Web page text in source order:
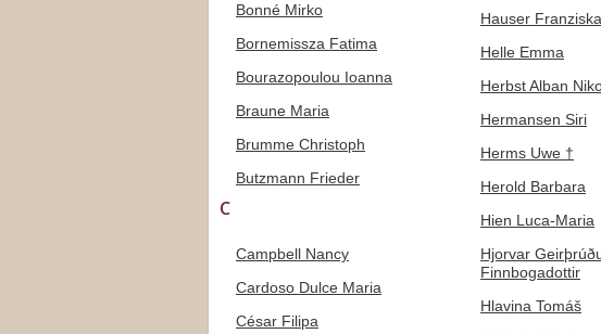
Bonné Mirko
Bornemissza Fatima
Bourazopoulou Ioanna
Braune Maria
Brumme Christoph
Butzmann Frieder
C
Campbell Nancy
Cardoso Dulce Maria
César Filipa
Hauser Franziska
Helle Emma
Herbst Alban
Hermansen Siri
Herms Uwe †
Herold Barbara
Hien Luca-Maria
Hjorvar
Finnbogadottir
Hlavina Tomáš